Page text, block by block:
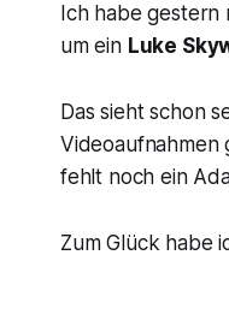
Ich habe
um ein Luke
Das sieht schon
Videoaufnahmen
fehlt noch ein
Zum Glück habe